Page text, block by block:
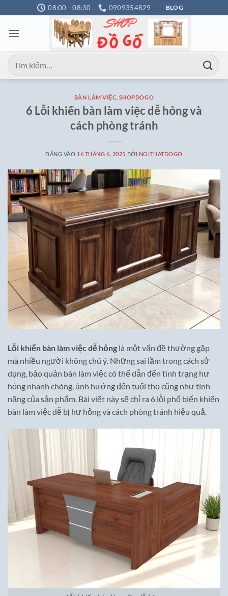
qua
nội
08:00 - 08:30 0909354829 BLOG
Tìm
kiếm:
BÀN LÀM VIỆC SHOPDOGO
6 Lỗi khiến bàn làm việc dễ hỏng và
cách phòng tránh
ĐĂNG VÀO 16 THÁNG 6, 2025 BỞI NOITHATDOGO
Lỗi khiến bàn làm việc dễ hỏng là một vấn đề thường gặp
mà nhiều người không chú ý. Những sai lầm trong cách sử
dụng, bảo quản bàn làm việc có thể dẫn đến tình trạng hư
hỏng nhanh chóng, ảnh hưởng đến tuổi thọ cũng như tính
năng của sản phẩm. Bài viết này sẽ chỉ ra 6 lỗi phổ biến khiến
bàn làm việc dễ bị hư hỏng và cách phòng tránh hiệu quả.